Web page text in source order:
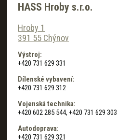
HASS Hroby s.r.o.
Hroby 1
391 55 Chýnov
Výstroj:
+420 731 629 331
Dílenské vybavení:
+420 731 629 312
Vojenská technika:
+420 602 285 544, +420 731 629 303
Autodoprava:
+420 731 629 321